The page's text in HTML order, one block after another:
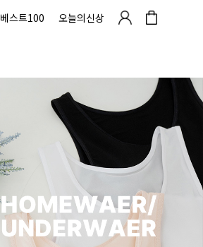
베스트100 오늘의신상